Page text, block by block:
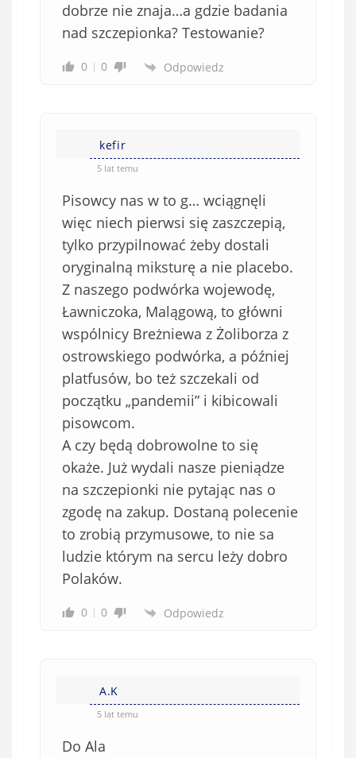
dobrze nie znaja…a gdzie badania
nad szczepionka? Testowanie?
0 0 Odpowiedz
kefir
5 lat temu
Pisowcy nas w to g… wciągnęli
więc niech pierwsi się zaszczepią,
tylko przypilnować żeby dostali
oryginalną miksturę a nie placebo.
Z naszego podwórka wojewodę,
Ławniczoka, Malągową, to główni
wspólnicy Breżniewa z Żoliborza z
ostrowskiego podwórka, a później
platfusów, bo też szczekali od
początku „pandemii” i kibicowali
pisowcom.
A czy będą dobrowolne to się
okaże. Już wydali nasze pieniądze
na szczepionki nie pytając nas o
zgodę na zakup. Dostaną polecenie
to zrobią przymusowe, to nie sa
ludzie którym na sercu leży dobro
Polaków.
0 0 Odpowiedz
A.K
5 lat temu
Do Ala